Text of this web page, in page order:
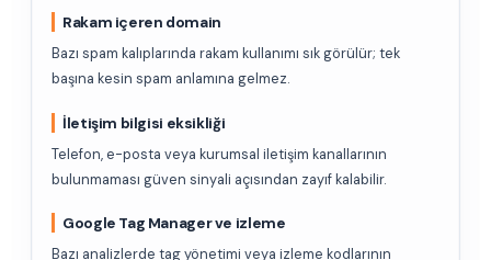
Rakam içeren domain
Bazı spam kalıplarında rakam kullanımı sık görülür; tek
başına kesin spam anlamına gelmez.
İletişim bilgisi eksikliği
Telefon, e-posta veya kurumsal iletişim kanallarının
bulunmaması güven sinyali açısından zayıf kalabilir.
Google Tag Manager ve izleme
Bazı analizlerde tag yönetimi veya izleme kodlarının